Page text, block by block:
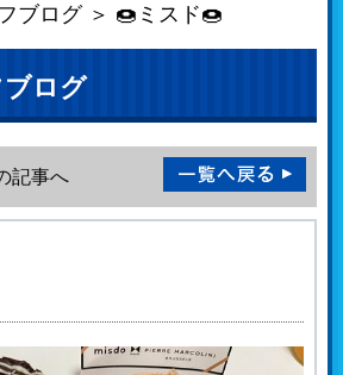
ブログ＞ 🍩ミスド🍩
ログ
記事へ